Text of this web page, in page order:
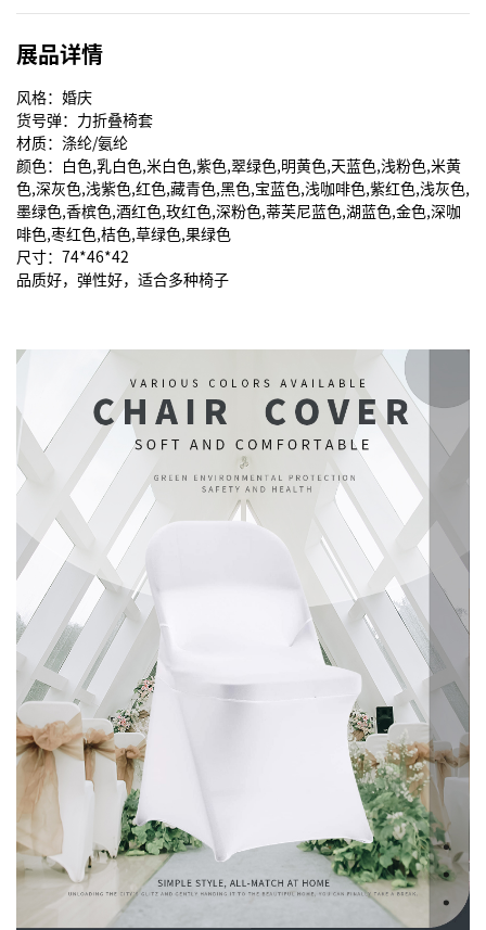
展品详情
风格：婚庆
货号弹：力折叠椅套
材质：涤纶/氨纶
颜色：白色,乳白色,米白色,紫色,翠绿色,明黄色,天蓝色,浅粉色,米黄
色,深灰色,浅紫色,红色,藏青色,黑色,宝蓝色,浅咖啡色,紫红色,浅灰色,
墨绿色,香槟色,酒红色,玫红色,深粉色,蒂芙尼蓝色,湖蓝色,金色,深咖
啡色,枣红色,桔色,草绿色,果绿色
尺寸：74*46*42
品质好，弹性好，适合多种椅子